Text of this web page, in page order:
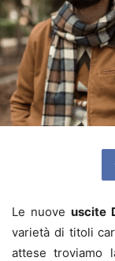
Le nuove uscite
varietà di titoli
attese troviamo